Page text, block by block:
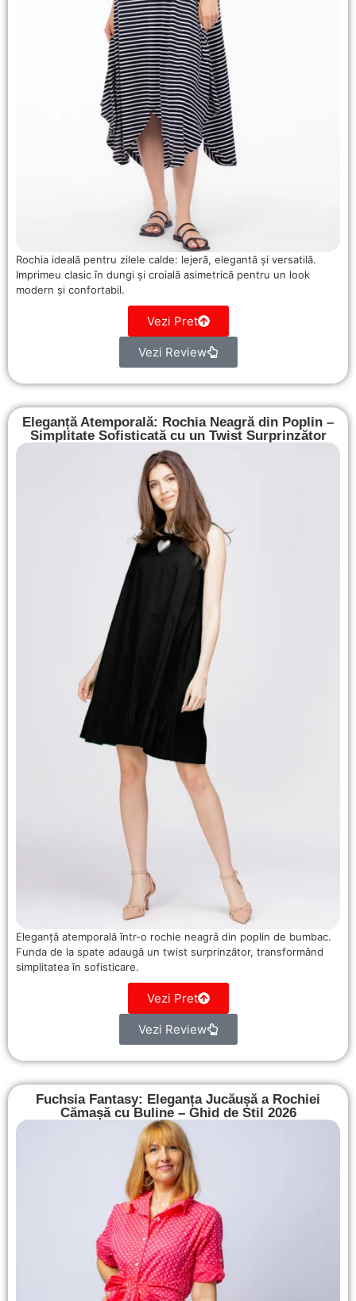
Rochia ideală pentru zilele calde: lejeră, elegantă și versatilă.
Imprimeu clasic în dungi și croială asimetrică pentru un look
modern și confortabil.
Vezi Pret
Vezi Review
Eleganță Atemporală: Rochia Neagră din Poplin –
Simplitate Sofisticată cu un Twist Surprinzător
Eleganță atemporală într-o rochie neagră din poplin de bumbac.
Funda de la spate adaugă un twist surprinzător, transformând
simplitatea în sofisticare.
Vezi Pret
Vezi Review
Fuchsia Fantasy: Eleganța Jucăușă a Rochiei
Cămașă cu Buline – Ghid de Stil 2026